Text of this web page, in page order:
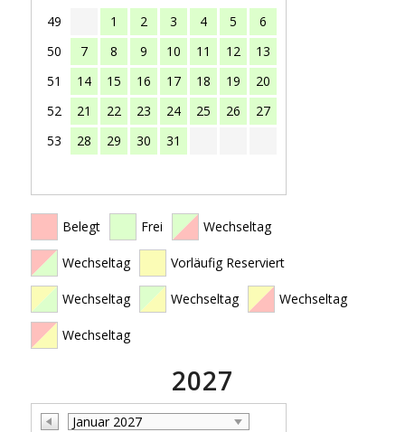
49
1 2 3 4 5
6
50
7 8 9 10 11 12
13
51
14 15 16 17 18 19
20
52
21 22 23 24 25 26
27
53
28 29 30 31
Belegt Frei Wechseltag
Wechseltag Vorläufig Reserviert
Wechseltag Wechseltag Wechseltag
Wechseltag
2027
Januar 2027